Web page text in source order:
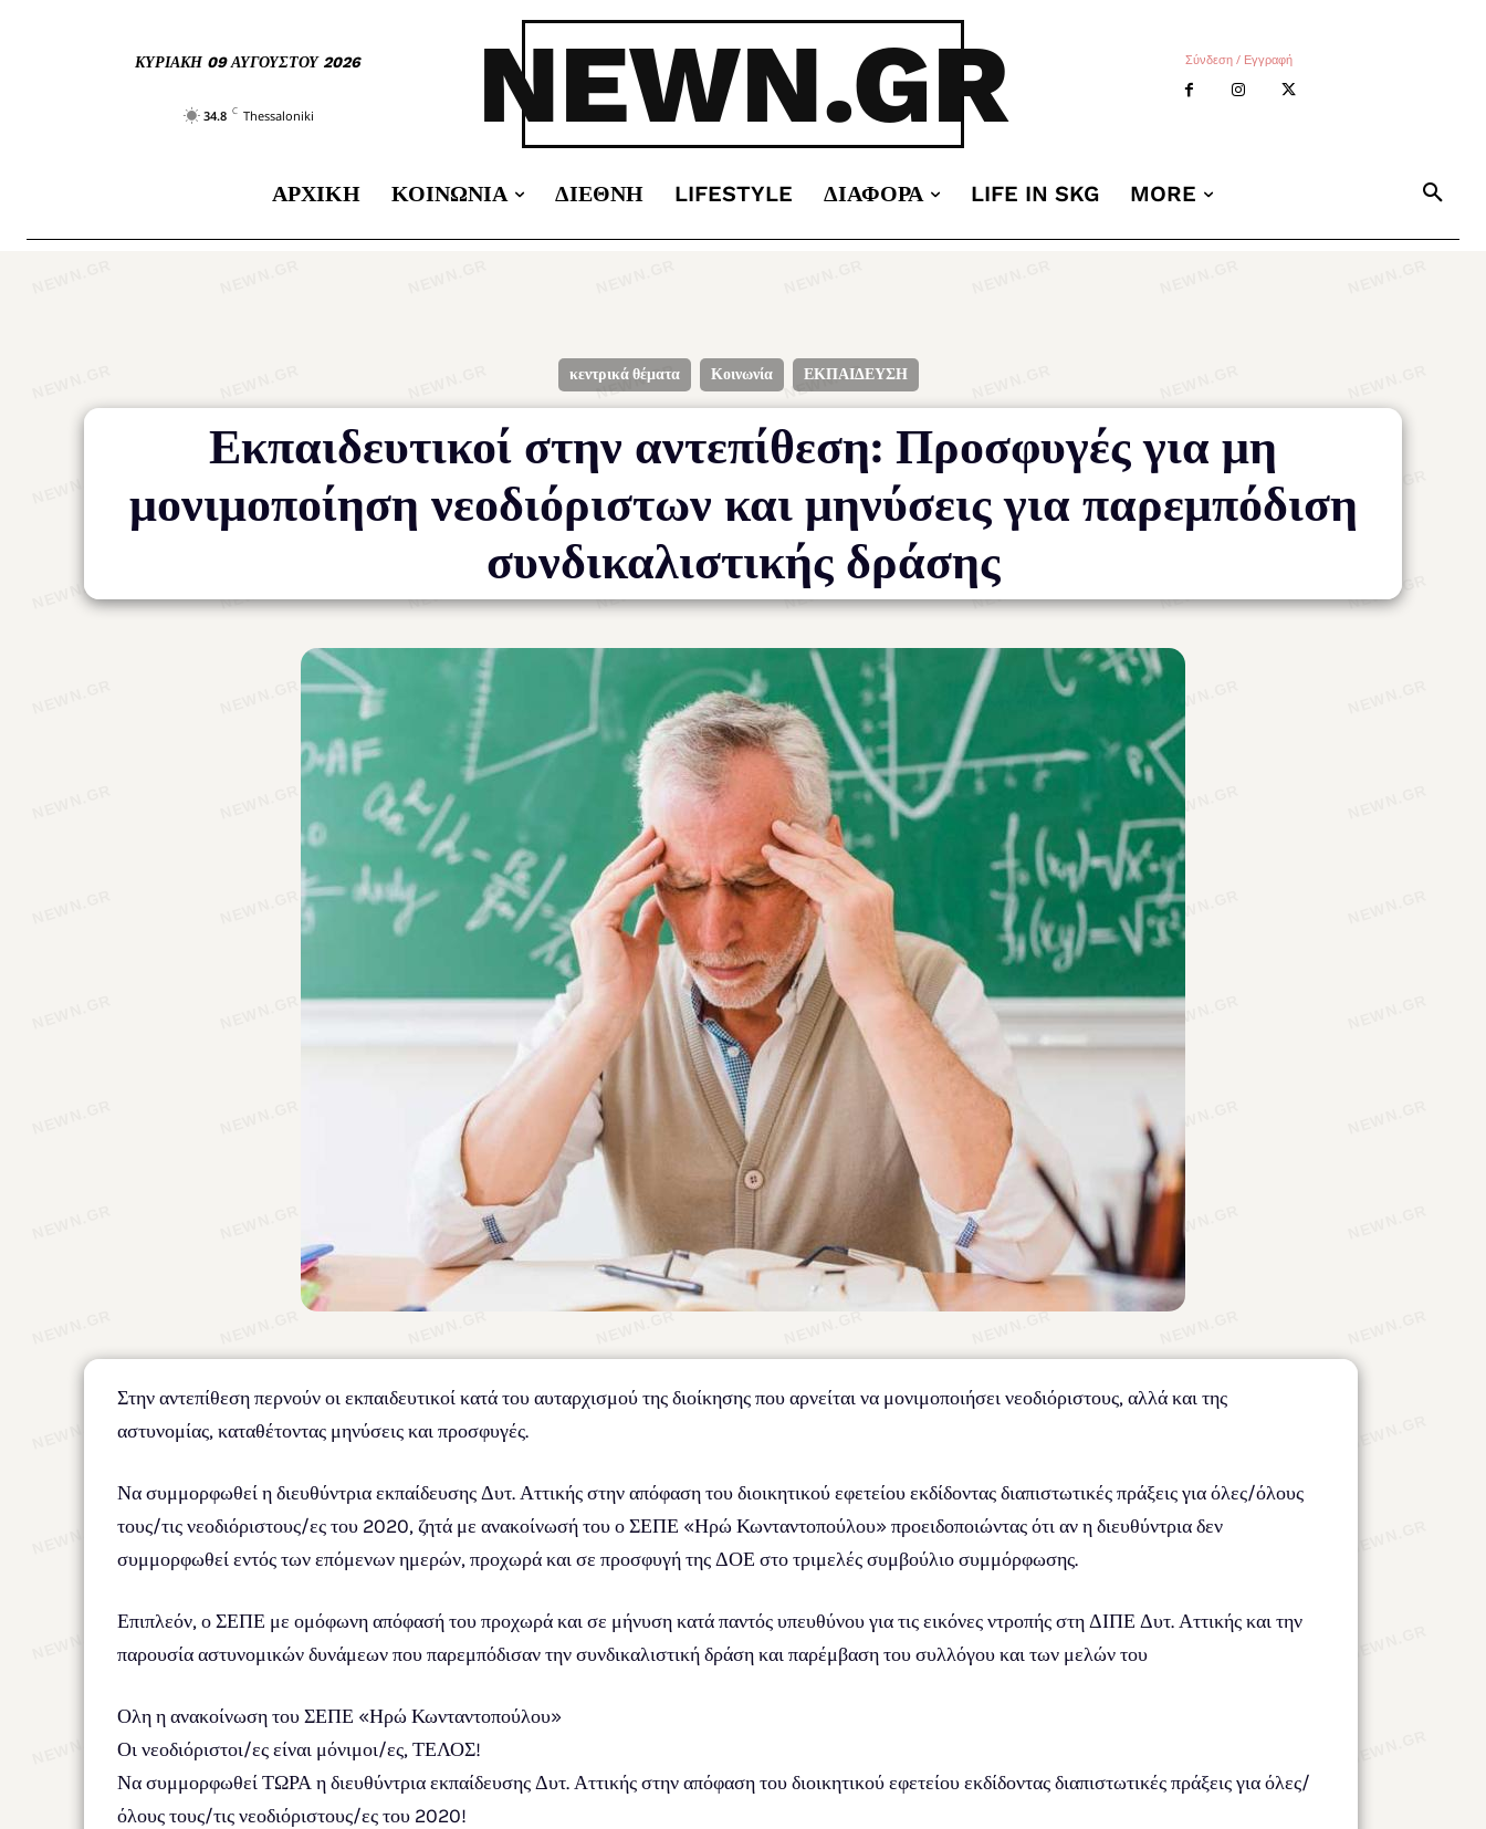
ΚΥΡΙΑΚΉ 09 ΑΥΓΟΎΣΤΟΥ 2026
34.8 C Thessaloniki NEWN.GR Σύνδεση / Εγγραφή
ΑΡΧΙΚΉ ΚΟΙΝΩΝΊΑ ΔΙΕΘΝΉ LIFESTYLE ΔΙΆΦΟΡΑ LIFE IN SKG MORE
κεντρικά θέματα Κοινωνία ΕΚΠΑΙΔΕΥΣΗ
Εκπαιδευτικοί στην αντεπίθεση: Προσφυγές για μη
μονιμοποίηση νεοδιόριστων και μηνύσεις για παρεμπόδιση
συνδικαλιστικής δράσης
Στην αντεπίθεση περνούν οι εκπαιδευτικοί κατά του αυταρχισμού της διοίκησης που αρνείται να μονιμοποιήσει νεοδιόριστους, αλλά και της
αστυνομίας, καταθέτοντας μηνύσεις και προσφυγές.
Να συμμορφωθεί η διευθύντρια εκπαίδευσης Δυτ. Αττικής στην απόφαση του διοικητικού εφετείου εκδίδοντας διαπιστωτικές πράξεις για όλες/όλους
τους/τις νεοδιόριστους/ες του 2020, ζητά με ανακοίνωσή του ο ΣΕΠΕ «Ηρώ Κωνταντοπούλου» προειδοποιώντας ότι αν η διευθύντρια δεν
συμμορφωθεί εντός των επόμενων ημερών, προχωρά και σε προσφυγή της ΔΟΕ στο τριμελές συμβούλιο συμμόρφωσης.
Επιπλεόν, ο ΣΕΠΕ με ομόφωνη απόφασή του προχωρά και σε μήνυση κατά παντός υπευθύνου για τις εικόνες ντροπής στη ΔΙΠΕ Δυτ. Αττικής και την
παρουσία αστυνομικών δυνάμεων που παρεμπόδισαν την συνδικαλιστική δράση και παρέμβαση του συλλόγου και των μελών του
Ολη η ανακοίνωση του ΣΕΠΕ «Ηρώ Κωνταντοπούλου»
Οι νεοδιόριστοι/ες είναι μόνιμοι/ες, ΤΕΛΟΣ!
Να συμμορφωθεί ΤΩΡΑ η διευθύντρια εκπαίδευσης Δυτ. Αττικής στην απόφαση του διοικητικού εφετείου εκδίδοντας διαπιστωτικές πράξεις για όλες/
όλους τους/τις νεοδιόριστους/ες του 2020!